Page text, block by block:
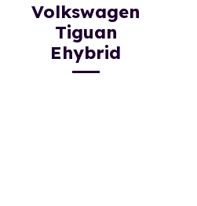
Volkswagen
Tiguan
Ehybrid